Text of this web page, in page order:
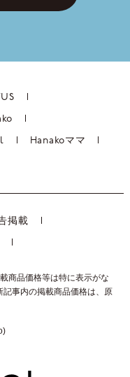
Hanakoママ
掲載
商品価格等は特に表示がな
事内の掲載商品価格は、 原